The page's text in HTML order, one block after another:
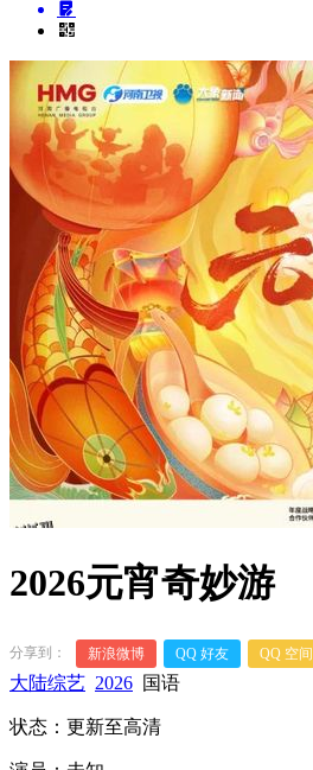
2026元宵奇妙游
分享到： 新浪微博 QQ 好友 QQ 空间
大陆综艺 2026 国语
状态：更新至高清